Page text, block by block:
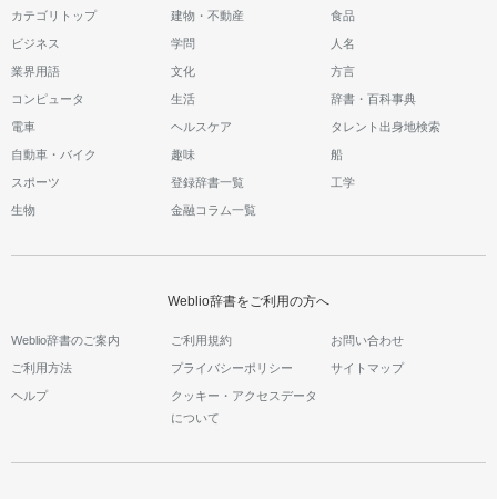
カテゴリトップ 建物・不動産 食品
ビジネス 学問 人名
業界用語 文化 方言
コンピュータ 生活 辞書・百科事典
電車 ヘルスケア タレント出身地検索
自動車・バイク 趣味 船
スポーツ 登録辞書一覧 工学
生物 金融コラム一覧
Weblio辞書をご利用の方へ
Weblio辞書のご案内 ご利用規約 お問い合わせ
ご利用方法 プライバシーポリシー サイトマップ
ヘルプ
クッキー・アクセスデータ
について